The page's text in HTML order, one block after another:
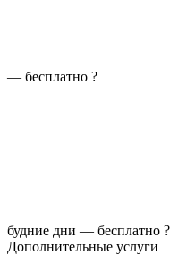
— бесплатно ?
будние дни — бесплатно ?
Дополнительные услуги